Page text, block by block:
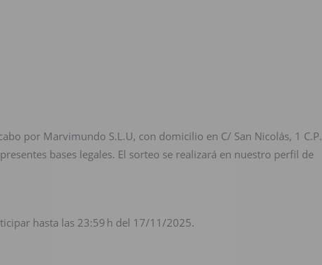
por Marvimundo S.L.U, con domicilio en C/ San Nicolás, 1 C.P.
bases legales. El sorteo se realizará en nuestro perfil de
hasta las 23:59 h del 17/11/2025.